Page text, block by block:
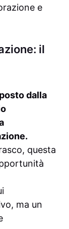
e
il
dalla
questa
ma un